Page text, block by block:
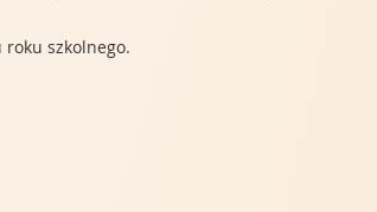
szkolnego.